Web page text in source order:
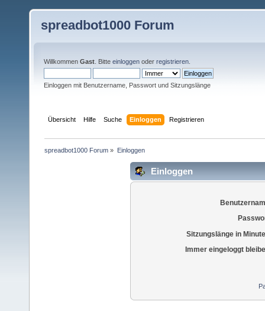
spreadbot1000 Forum
Willkommen Gast . Bitte einloggen oder registrieren
Einloggen mit Benutzername, Passwort und Sitzungslänge
Übersicht Hilfe Suche Einloggen Registrieren
spreadbot1000 Forum » Einloggen
Einloggen
Sitzungslänge in
Immer eingeloggt